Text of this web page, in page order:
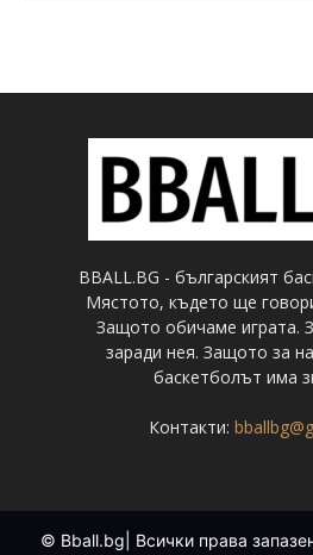
BBALL.BG - българският
Мястото, където ще
Защото обичаме играта.
заради нея. Защото за
баскетболът има
Контакти:
© Bball.bg| Всички права